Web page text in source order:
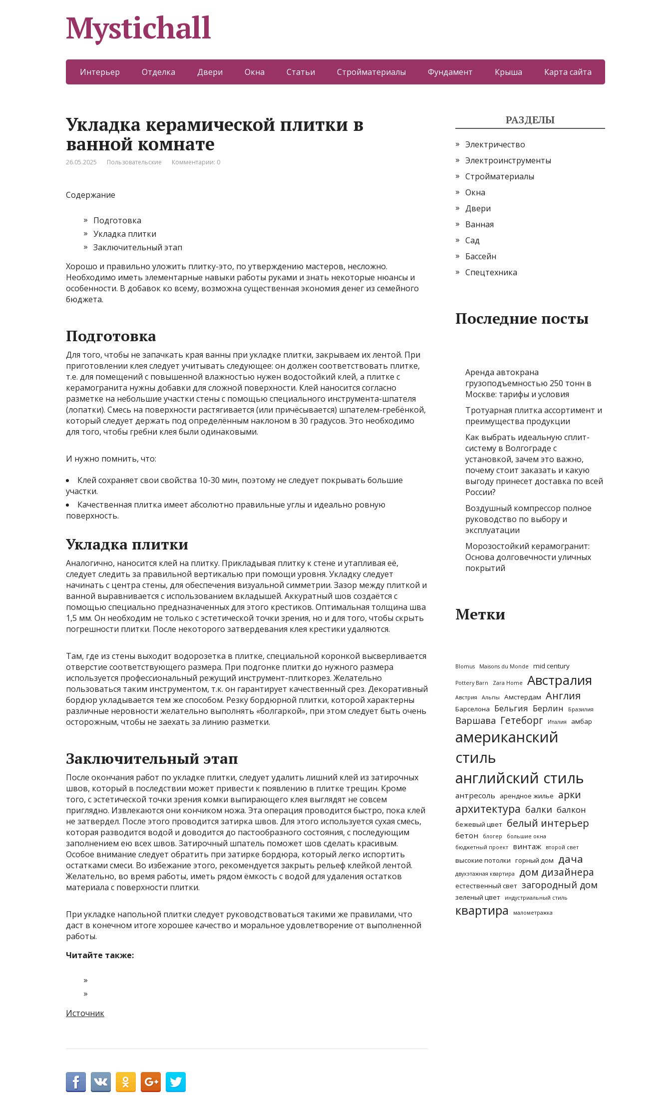
Mystichall
Интерьер Отделка Двери Окна Статьи Стройматериалы Фундамент Крыша Карта сайта
Укладка керамической плитки в
ванной комнате
26.05.2025 Пользовательские Комментарии: 0
Содержание
Подготовка
Укладка плитки
Заключительный этап
Хорошо и правильно уложить плитку-это, по утверждению мастеров, несложно.
Необходимо иметь элементарные навыки работы руками и знать некоторые нюансы и
особенности. В добавок ко всему, возможна существенная экономия денег из семейного
бюджета.
Подготовка
Для того, чтобы не запачкать края ванны при укладке плитки, закрываем их лентой. При
приготовлении клея следует учитывать следующее: он должен соответствовать плитке,
т.е. для помещений с повышенной влажностью нужен водостойкий клей, а плитке с
керамогранита нужны добавки для сложной поверхности. Клей наносится согласно
разметке на небольшие участки стены с помощью специального инструмента-шпателя
(лопатки). Смесь на поверхности растягивается (или причёсывается) шпателем-гребёнкой,
который следует держать под определённым наклоном в 30 градусов. Это необходимо
для того, чтобы гребни клея были одинаковыми.
И нужно помнить, что:
Клей сохраняет свои свойства 10-30 мин, поэтому не следует покрывать большие
участки.
Качественная плитка имеет абсолютно правильные углы и идеально ровную
поверхность.
Укладка плитки
Аналогично, наносится клей на плитку. Прикладывая плитку к стене и утапливая её,
следует следить за правильной вертикалью при помощи уровня. Укладку следует
начинать с центра стены, для обеспечения визуальной симметрии. Зазор между плиткой и
ванной выравнивается с использованием вкладышей. Аккуратный шов создаётся с
помощью специально предназначенных для этого крестиков. Оптимальная толщина шва
1,5 мм. Он необходим не только с эстетической точки зрения, но и для того, чтобы скрыть
погрешности плитки. После некоторого затвердевания клея крестики удаляются.
Там, где из стены выходит водорозетка в плитке, специальной коронкой высверливается
отверстие соответствующего размера. При подгонке плитки до нужного размера
используется профессиональный режущий инструмент-плиткорез. Желательно
пользоваться таким инструментом, т.к. он гарантирует качественный срез. Декоративный
бордюр укладывается тем же способом. Резку бордюрной плитки, которой характерны
различные неровности желательно выполнять «болгаркой», при этом следует быть очень
осторожным, чтобы не заехать за линию разметки.
Заключительный этап
После окончания работ по укладке плитки, следует удалить лишний клей из затирочных
швов, который в последствии может привести к появлению в плитке трещин. Кроме
того, с эстетической точки зрения комки выпирающего клея выглядят не совсем
приглядно. Извлекаются они кончиком ножа. Эта операция проводится быстро, пока клей
не затвердел. После этого проводится затирка швов. Для этого используется сухая смесь,
которая разводится водой и доводится до пастообразного состояния, с последующим
заполнением ею всех швов. Затирочный шпатель поможет шов сделать красивым.
Особое внимание следует обратить при затирке бордюра, который легко испортить
остатками смеси. Во избежание этого, рекомендуется закрыть рельеф клейкой лентой.
Желательно, во время работы, иметь рядом ёмкость с водой для удаления остатков
материала с поверхности плитки.
При укладке напольной плитки следует руководствоваться такими же правилами, что
даст в конечном итоге хорошее качество и моральное удовлетворение от выполненной
работы.
Читайте также:
Источник
РАЗДЕЛЫ
Электричество
Электроинструменты
Стройматериалы
Окна
Двери
Ванная
Сад
Бассейн
Спецтехника
Последние посты
Аренда автокрана
грузоподъемностью 250 тонн в
Москве: тарифы и условия
Тротуарная плитка ассортимент и
преимущества продукции
Как выбрать идеальную сплит-
систему в Волгограде с
установкой, зачем это важно,
почему стоит заказать и какую
выгоду принесет доставка по всей
России?
Воздушный компрессор полное
руководство по выбору и
эксплуатации
Морозостойкий керамогранит:
Основа долговечности уличных
покрытий
Метки
Blomus Maisons du Monde mid century
Pottery Barn Zara Home Австралия
Австрия Альпы Амстердам Англия
Барселона Бельгия Берлин Бразилия
Варшава Гетеборг Италия амбар
американский
стиль
английский стиль
антресоль арендное жилье арки
архитектура балки балкон
бежевый цвет белый интерьер
бетон блогер
большие окна
бюджетный проект
винтаж второй свет
высокие потолки горный дом дача
двухэтажная квартира дом дизайнера
естественный свет загородный дом
зеленый цвет индустриальный стиль
квартира малометражка